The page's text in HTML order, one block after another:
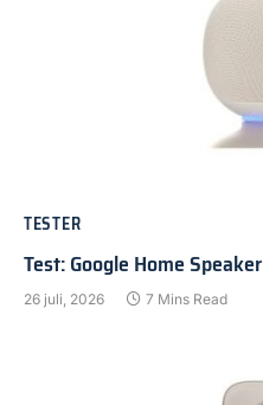
TESTER
Test: Google Home Speaker
26 juli, 2026 7 Mins Read